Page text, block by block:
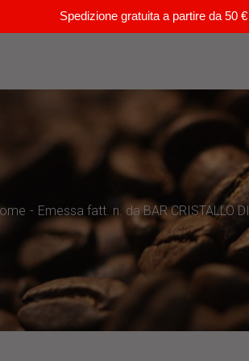
Spedizione gratuita a partire da 50
Emessa fatt. n. da BAR CRISTALLO